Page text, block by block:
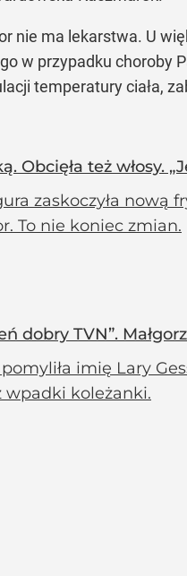
nie ma lekarstwa. U
w przypadku choroby
temperatury ciała,
Obcięła też włosy.
zaskoczyła nową
To nie koniec zmian.
dobry TVN”.
imię Lary
wpadki koleżanki.